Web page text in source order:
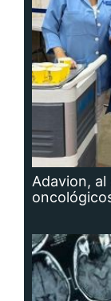
Adavion,